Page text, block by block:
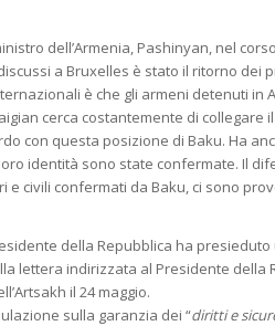
dell’Armenia, Pashinyan, nel
a Bruxelles è stato il ritorno dei
è che gli armeni detenuti
cerca costantemente di collegare
con questa posizione di Baku. Ha
identità sono state confermate. Il
civili confermati da Baku, ci sono
della Repubblica ha
lettera indirizzata al Presidente della
il 24 maggio.
sulla garanzia dei “diritti e